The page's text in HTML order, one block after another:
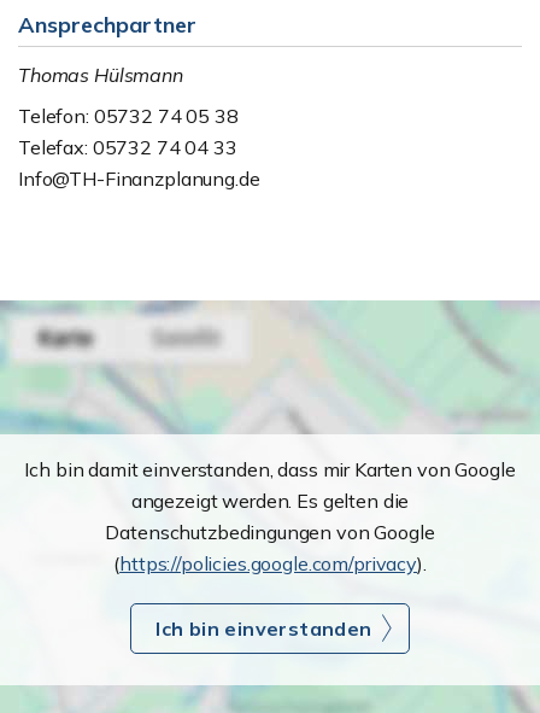
Ansprechpartner
Thomas Hülsmann
Telefon: 05732 74 05 38
Telefax: 05732 74 04 33
Info@TH-Finanzplanung.de
Ich bin damit einverstanden, dass mir Karten von Google
angezeigt werden. Es gelten die
Datenschutzbedingungen von Google
(https://policies.google.com/privacy).
Ich bin einverstanden